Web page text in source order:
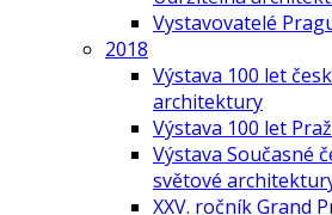
Vystavovatelé
2018
Výstava 100 let
architektury
Výstava 100 let
Výstava Současné
světové
XXV. ročník Grand